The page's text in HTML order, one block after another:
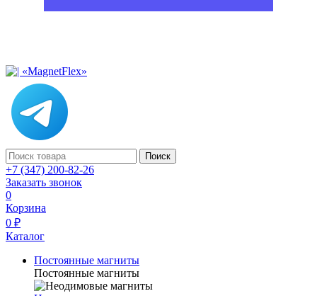
Поиск
+7 (347) 200-82-26
Заказать звонок
0
Корзина
0 ₽
Каталог
Постоянные магниты
Постоянные магниты